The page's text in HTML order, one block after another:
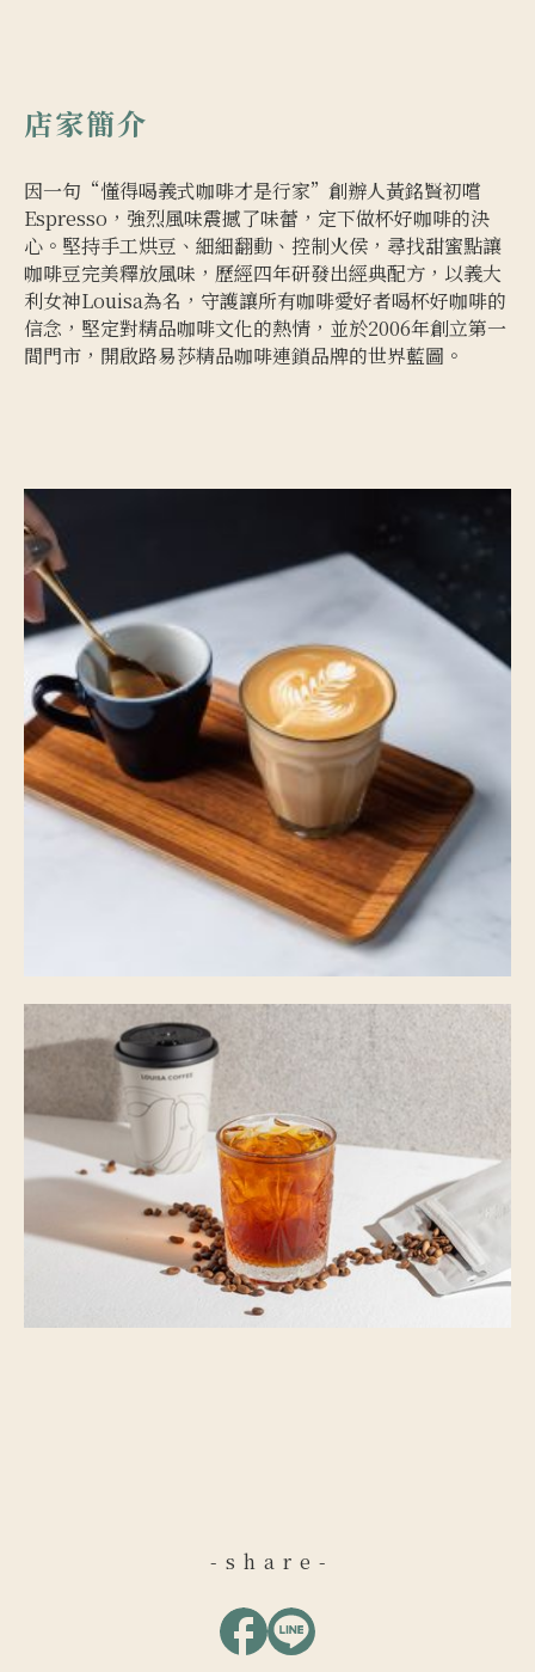
店家簡介
因一句“懂得喝義式咖啡才是行家”創辦人黃銘賢初嚐
Espresso，強烈風味震撼了味蕾，定下做杯好咖啡的決
心。堅持手工烘豆、細細翻動、控制火侯，尋找甜蜜點讓
咖啡豆完美釋放風味，歷經四年研發出經典配方，以義大
利女神Louisa為名，守護讓所有咖啡愛好者喝杯好咖啡的
信念，堅定對精品咖啡文化的熱情，並於2006年創立第一
間門市，開啟路易莎精品咖啡連鎖品牌的世界藍圖。
-share-